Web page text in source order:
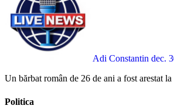
Adi Constantin dec.
Un bărbat român de 26 de ani a fost arestat
Politica